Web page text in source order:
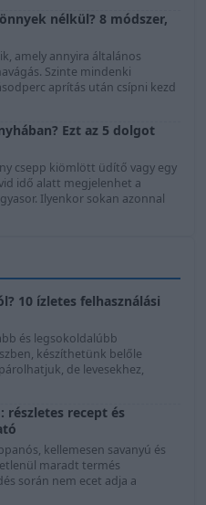
nélkül? 8 módszer,
amely annyira általános
Szinte mindenki
aprítás után csípni kezd
Ezt az 5 dolgot
csepp kiömlött üdítő vagy egy
idő alatt megjelenhet a
Ilyenkor sokan azonnal
10 ízletes felhasználási
és legsokoldalúbb
készíthetünk belőle
de levesekhez,
részletes recept és
kellemesen savanyú és
maradt termés
során nem ecet adja a